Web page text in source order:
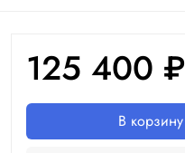
125 400 ₽
В корзину